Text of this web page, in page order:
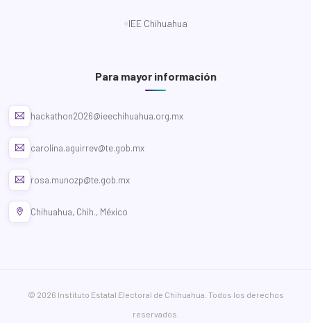
IEE Chihuahua
Para mayor información
hackathon2026@ieechihuahua.org.mx
carolina.aguirrev@te.gob.mx
rosa.munozp@te.gob.mx
Chihuahua, Chih., México
© 2026 Instituto Estatal Electoral de Chihuahua. Todos los derechos
reservados.